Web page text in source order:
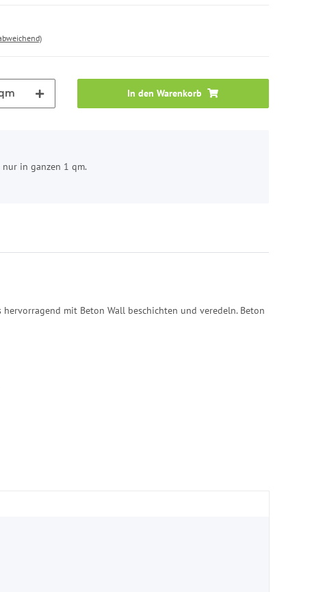
In den Warenkorb
in ganzen 1 qm.
mit Beton Wall beschichten und veredeln. Beton